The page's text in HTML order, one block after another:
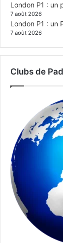
London P1 : un
7 août 2026
London P1 : un
7 août 2026
Clubs de